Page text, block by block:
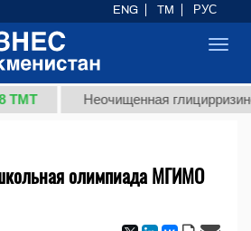
Неочищенная
олимпиада МГИМО
ENG TM РУС